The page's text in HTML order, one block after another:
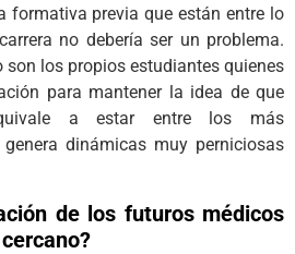
formativa previa que están entre lo
no debería ser un problema.
son los propios estudiantes quienes
para mantener la idea de que
a estar entre los más
dinámicas muy perniciosas
de los futuros médicos